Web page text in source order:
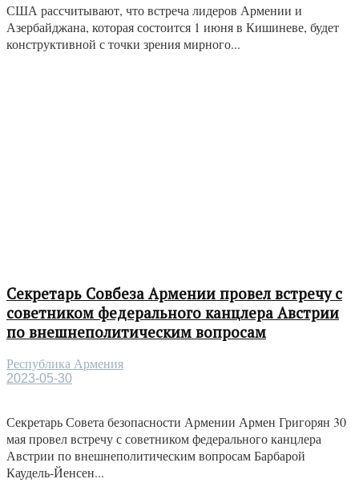
США рассчитывают, что встреча лидеров Армении и
Азербайджана, которая состоится 1 июня в Кишиневе, будет
конструктивной с точки зрения мирного...
Секретарь Совбеза Армении провел встречу с
советником федерального канцлера Австрии
по внешнеполитическим вопросам
Республика Армения
2023-05-30
Секретарь Совета безопасности Армении Армен Григорян 30
мая провел встречу с советником федерального канцлера
Австрии по внешнеполитическим вопросам Барбарой
Каудель-Йенсен...